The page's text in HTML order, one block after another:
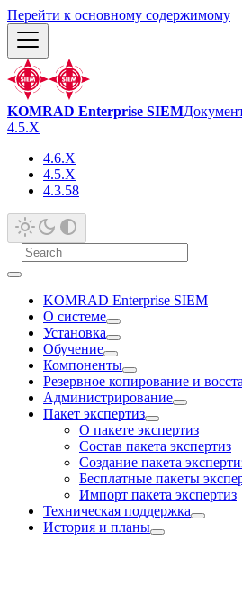
Перейти к основному содержимому
KOMRAD Enterprise SIEM
4.5.X
4.6.X
4.5.X
4.3.58
KOMRAD Enterprise SIEM
О системе
Установка
Обучение
Компоненты
Резервное копирование и
Администрирование
Пакет экспертиз
О пакете экспертиз
Состав пакета экспертиз
Создание пакета
Бесплатныe пакеты
Импорт пакета экспертиз
Техническая поддержка
История и планы